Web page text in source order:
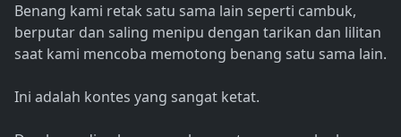
Benang kami retak satu sama lain seperti cambuk,
berputar dan saling menipu dengan tarikan dan lilitan
saat kami mencoba memotong benang satu sama lain.
Ini adalah kontes yang sangat ketat.